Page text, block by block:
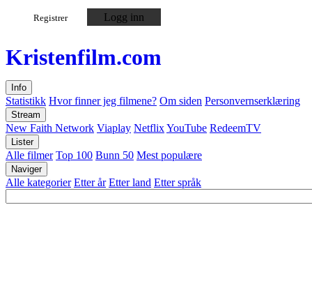
Registrer Logg inn
Kristenfilm.com
Info
Statistikk Hvor finner jeg filmene? Om siden Personvernserklæring
Stream
New Faith Network Viaplay NetflixYouTube RedeemTV
Lister
Alle filmer Top 100 Bunn 50 Mest populære
Naviger
Alle kategorier Etter år Etter land Etter språk